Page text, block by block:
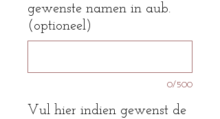
gewenste namen in aub.
(optioneel)
0/500
Vul hier indien gewenst de